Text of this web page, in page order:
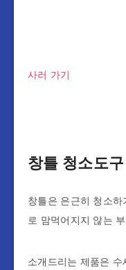
사러 가기
창틀 청소도구
창틀은 은근히 청소
로 맘먹어지지 않는
소개드리는 제품은